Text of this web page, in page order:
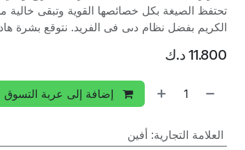
تحتفظ الصيغة بكل خصائصها القوية وتبقى خالية
الكريم بفضل نظام دىى فى الفريد. نتوقع بشرة
11.800 د.ك
إضافة إلى عربة التسوق
العلامة التجارية: أفين